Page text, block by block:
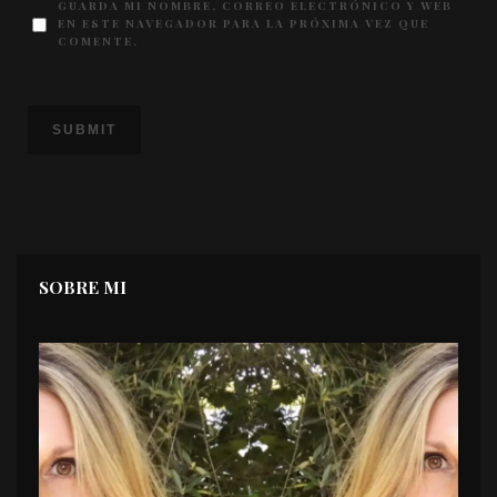
GUARDA MI NOMBRE, CORREO ELECTRÓNICO Y WEB
EN ESTE NAVEGADOR PARA LA PRÓXIMA VEZ QUE
COMENTE.
SOBRE MI